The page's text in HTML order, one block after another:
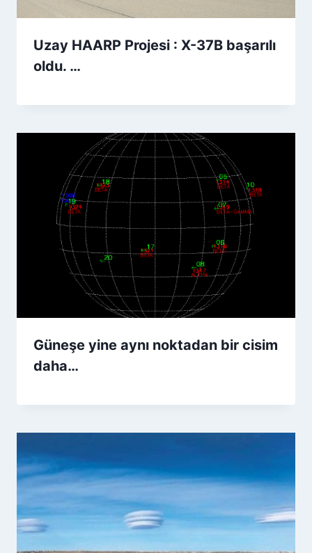
Uzay HAARP Projesi : X-37B başarılı
oldu. …
Güneşe yine aynı noktadan bir cisim
daha…